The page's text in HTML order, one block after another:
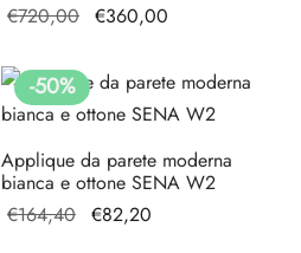
€720,00 Il prezzo
era:
€720,00.
€360,00
€360,00.
-50%
Applique da parete moderna
bianca e ottone SENA W2
€164,40 Il prezzo
€82,20